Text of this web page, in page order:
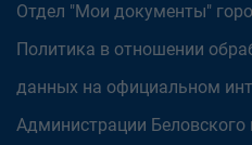
Отдел "Мои документы"
Политика в отношении
данных на официальном
Администрации Беловского